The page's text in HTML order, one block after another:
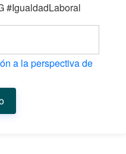
#IgualdadLaboral
a la perspectiva de